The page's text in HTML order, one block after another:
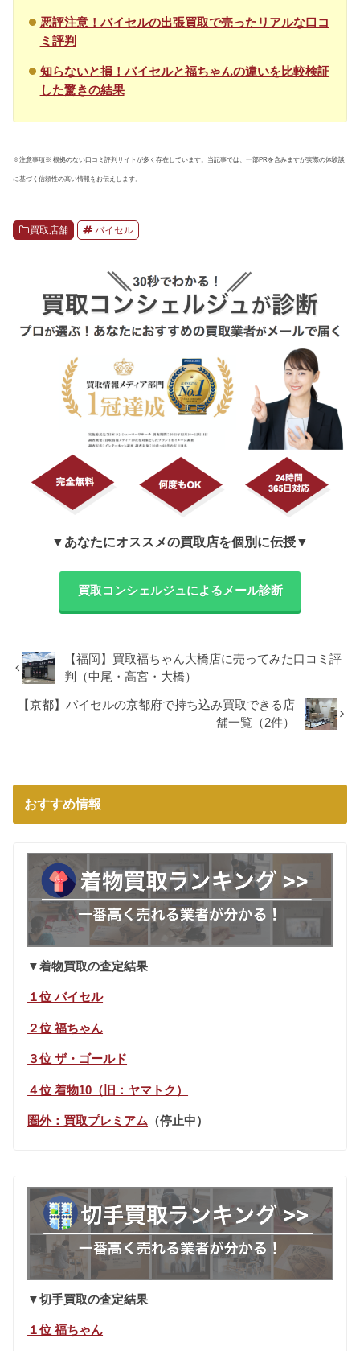
悪評注意！バイセルの出張買取で売ったリアルな口コ
ミ評判
知らないと損！バイセルと福ちゃんの違いを比較検証
した驚きの結果
※注意事項※ 根拠のない口コミ評判サイトが多く存在しています。当記事では、一部PRを含みますが実際の体験談
に基づく信頼性の高い情報をお伝えします。
買取店舗 バイセル
▼あなたにオススメの買取店を個別に伝授▼
買取コンシェルジュによるメール診断
【福岡】買取福ちゃん大橋店に売ってみた口コミ評
判（中尾・高宮・大橋）
【京都】バイセルの京都府で持ち込み買取できる店
舗一覧（2件）
おすすめ情報
▼着物買取の査定結果
１位 バイセル
２位 福ちゃん
３位 ザ・ゴールド
４位 着物10（旧：ヤマトク）
圏外：買取プレミアム （停止中）
▼切手買取の査定結果
１位 福ちゃん